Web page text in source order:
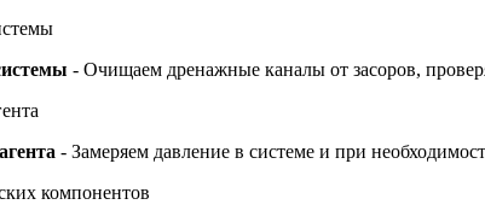
- Очищаем дренажные каналы от засоров,
- Замеряем давление в системе и при